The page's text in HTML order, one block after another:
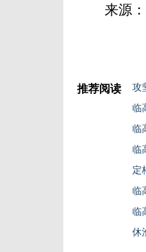
来源：
推荐阅读
攻
临
临
临
定
临
临